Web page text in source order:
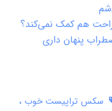
هم کمک نمی‌کند؟
پنهان داری
سکس تراپیست خوب